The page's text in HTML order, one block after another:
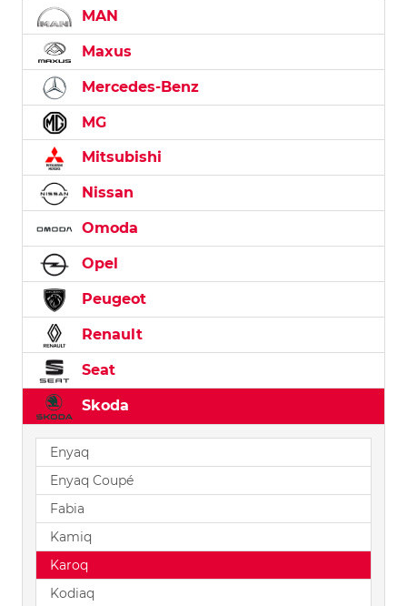
MAN
Maxus
Mercedes-Benz
MG
Mitsubishi
Nissan
Omoda
Opel
Peugeot
Renault
Seat
Skoda
Enyaq
Enyaq Coupé
Fabia
Kamiq
Karoq
Kodiaq